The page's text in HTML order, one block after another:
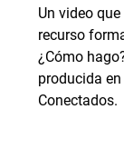
Un video
recurso
¿Cómo
producida
Conectados.